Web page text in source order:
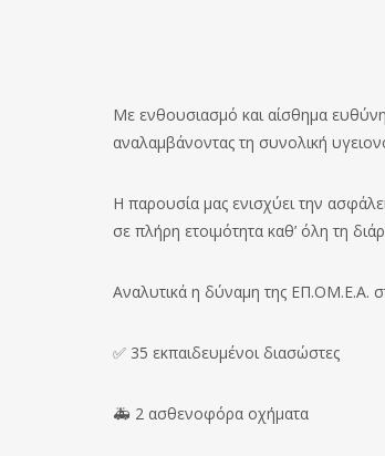
Με ενθουσιασμό και αίσθημα
αναλαμβάνοντας τη συνολική
Η παρουσία μας ενισχύει την
σε πλήρη ετοιμότητα καθ’ όλη τη
Αναλυτικά η δύναμη της ΕΠ.ΟΜ.Ε.Α.
✅ 35 εκπαιδευμένοι διασώστες
🚑 2 ασθενοφόρα οχήματα